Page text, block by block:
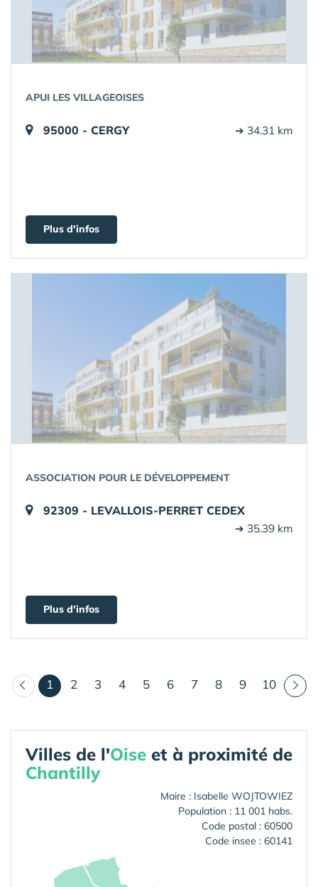
APUI LES VILLAGEOISES
95000 - CERGY ➔ 34.31 km
Plus d'infos
ASSOCIATION POUR LE DÉVELOPPEMENT
92309 - LEVALLOIS-PERRET CEDEX
➔ 35.39 km
Plus d'infos
1 (courant)
2 3 4 5 6 7 8 9 10
Villes de l'Oise et à proximité de
Chantilly
Maire : Isabelle WOJTOWIEZ
Population : 11 001 habs.
Code postal : 60500
Code insee : 60141